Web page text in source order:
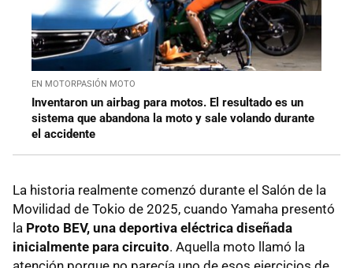
EN MOTORPASIÓN MOTO
Inventaron un airbag para motos. El resultado es un
sistema que abandona la moto y sale volando durante
el accidente
La historia realmente comenzó durante el Salón de la
Movilidad de Tokio de 2025, cuando Yamaha presentó
la Proto BEV, una deportiva eléctrica diseñada
inicialmente para circuito. Aquella moto llamó la